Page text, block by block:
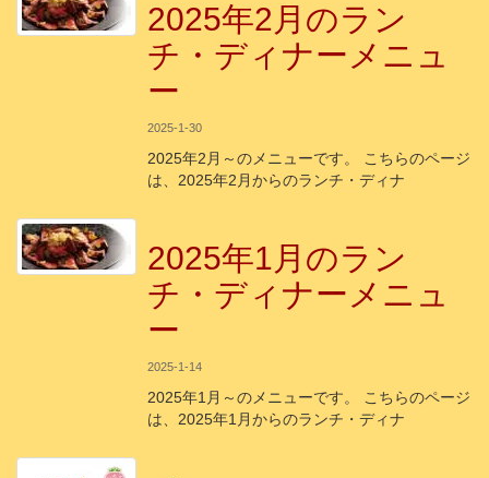
2025年2月のラン
チ・ディナーメニュ
ー
2025-1-30
2025年2月～のメニューです。 こちらのページ
は、2025年2月からのランチ・ディナ
2025年1月のラン
チ・ディナーメニュ
ー
2025-1-14
2025年1月～のメニューです。 こちらのページ
は、2025年1月からのランチ・ディナ